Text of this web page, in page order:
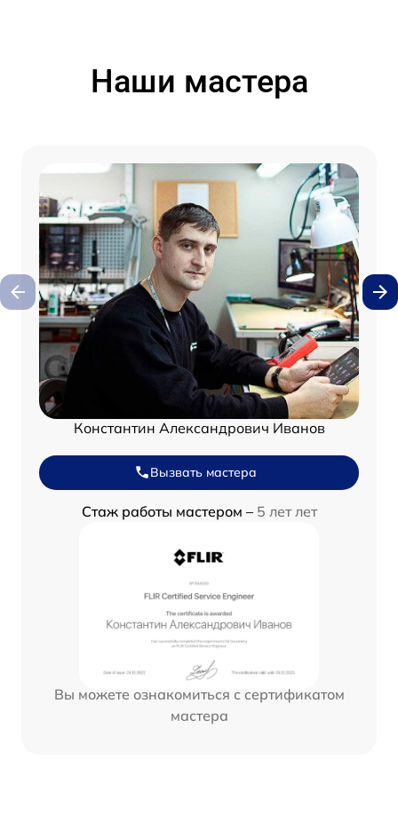
Наши мастера
Константин Александрович Иванов
Вызвать мастера
Стаж работы мастером – 5 лет лет
Вы можете ознакомиться с сертификатом
мастера